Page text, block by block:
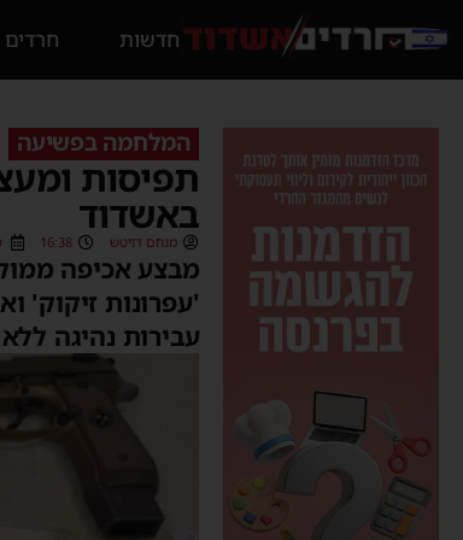
חדשות חרדים
המלחמה בפשיעה
תפיסות
באשדוד
מנחם דויטש 16:38
עבירות נהיגה